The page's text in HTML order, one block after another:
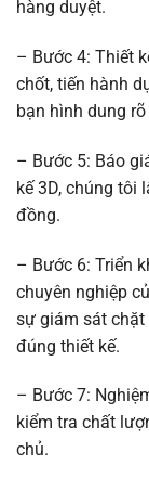
hàng duyệt.
– Bước 4: Thiết
chốt, tiến hành
bạn hình dung
– Bước 5: Báo
kế 3D, chúng tôi
đồng.
– Bước 6: Triển
chuyên nghiệp
sự giám sát chặt
đúng thiết kế.
– Bước 7:
kiểm tra chất
chủ.